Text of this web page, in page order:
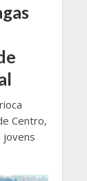
Centro,
jovens